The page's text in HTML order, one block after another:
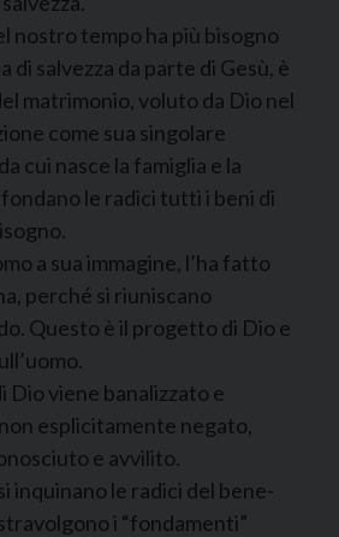
nostro tempo ha più bisogno
di salvezza da parte di Gesù, è
matrimonio, voluto da Dio nel
come sua singolare
cui nasce la famiglia e la
le radici tutti i beni di
a sua immagine, l’ha fatto
perché si riuniscano
Questo è il progetto di Dio e
Dio viene banalizzato e
esplicitamente negato,
e avvilito.
inquinano le radici del bene-
i “fondamenti”